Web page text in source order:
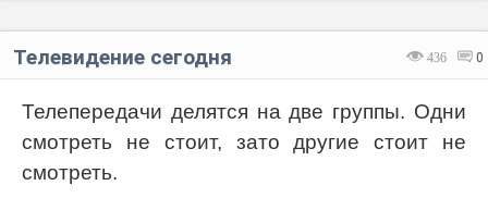
436 0
Телевидение сегодня
Телепередачи делятся на две группы. Одни
смотреть не стоит, зато другие стоит не
смотреть.